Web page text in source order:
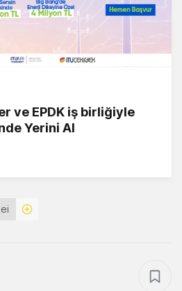
ve EPDK iş birliğiyle
Yerini Al